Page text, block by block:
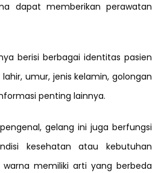
dapat memberikan perawatan
berisi berbagai identitas pasien
umur, jenis kelamin, golongan
penting lainnya.
gelang ini juga berfungsi
kesehatan atau kebutuhan
warna memiliki arti yang berbeda